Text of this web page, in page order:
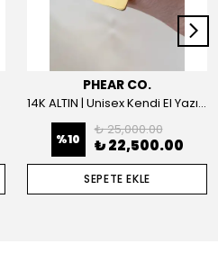
PHEAR CO.
14K ALTIN | Unisex Kendi El Yazın ile İstediğini Yazdır Plaka Kolye
%10
₺ 25,000.00
₺ 22,500.00
SEPETE EKLE